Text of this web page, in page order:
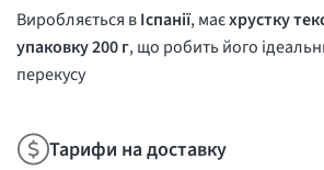
Виробляється вІспанії, маєхрустку
упаковку 200 г, що робить його
перекусу
Тарифи на доставку